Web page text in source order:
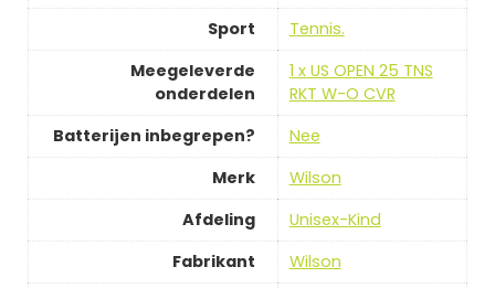
Sport
‎Tennis.
Meegeleverde
onderdelen
‎1 x US OPEN 25 TNS
RKT W-O CVR
Batterijen inbegrepen?
‎Nee
Merk
‎Wilson
Afdeling
‎Unisex-Kind
Fabrikant
‎Wilson